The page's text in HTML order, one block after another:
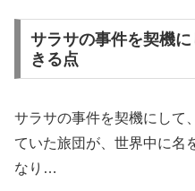
サラサの事件を契機
きる点
サラサの事件を契機にして
ていた旅団が、世界中に名
なり…